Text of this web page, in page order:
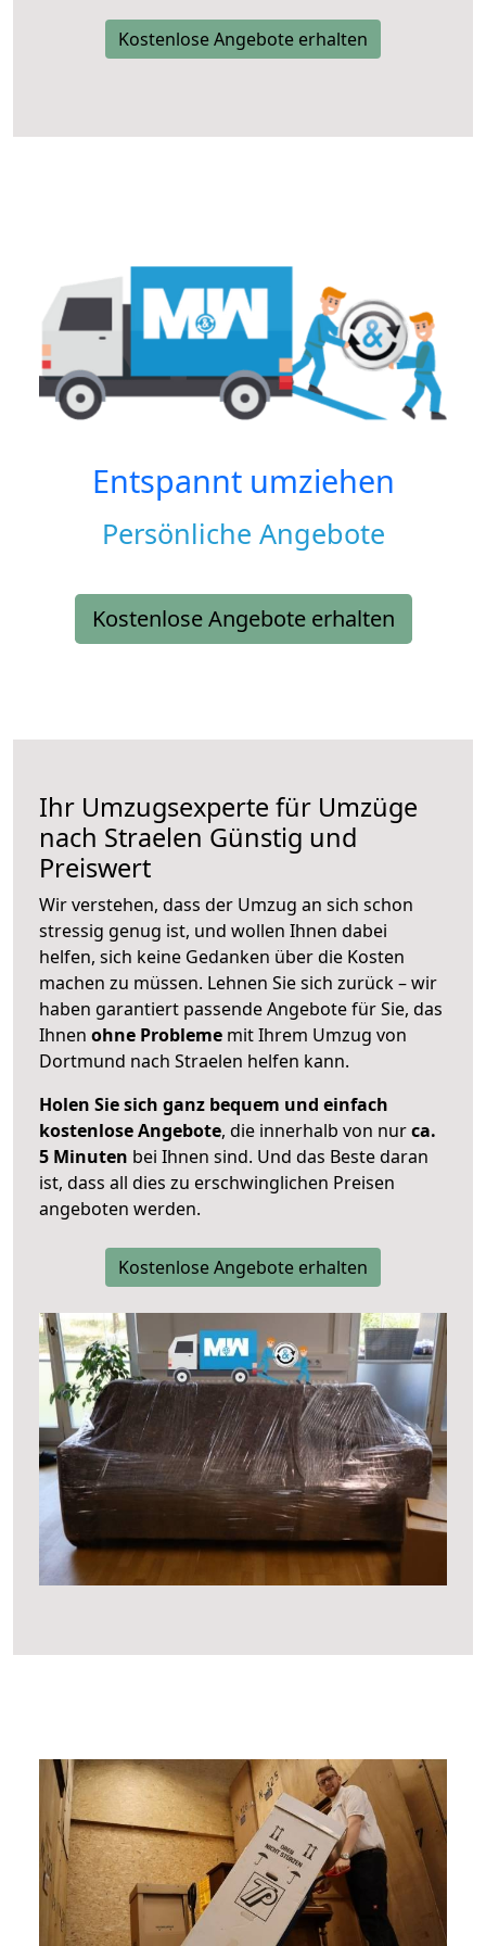
Kostenlose Angebote erhalten
Entspannt umziehen
Persönliche Angebote
Kostenlose Angebote erhalten
Ihr Umzugsexperte für Umzüge
nach Straelen Günstig und
Preiswert
Wir verstehen, dass der Umzug an sich schon
stressig genug ist, und wollen Ihnen dabei
helfen, sich keine Gedanken über die Kosten
machen zu müssen. Lehnen Sie sich zurück – wir
haben garantiert passende Angebote für Sie, das
Ihnen ohne Probleme mit Ihrem Umzug von
Dortmund nach Straelen helfen kann.
Holen Sie sich ganz bequem und einfach
kostenlose Angebote, die innerhalb von nurca.
5 Minuten bei Ihnen sind. Und das Beste daran
ist, dass all dies zu erschwinglichen Preisen
angeboten werden.
Kostenlose Angebote erhalten